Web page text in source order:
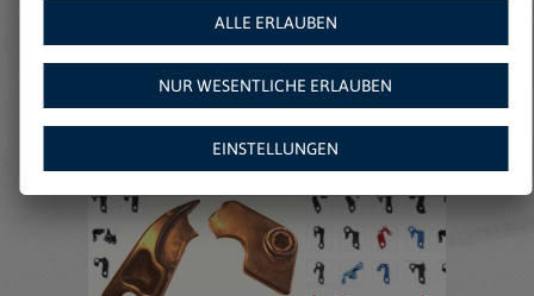
Weitere Angebote auf
Amazon:
ALLE ERLAUBEN
NUR WESENTLICHE ERLAUBEN
EINSTELLUNGEN